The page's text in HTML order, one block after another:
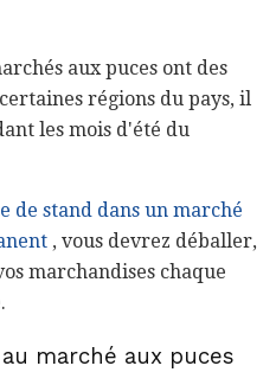
aux puces ont des
régions du pays, il
les mois d'été du
de stand dans un marché
, vous devrez déballer,
marchandises chaque
marché aux puces